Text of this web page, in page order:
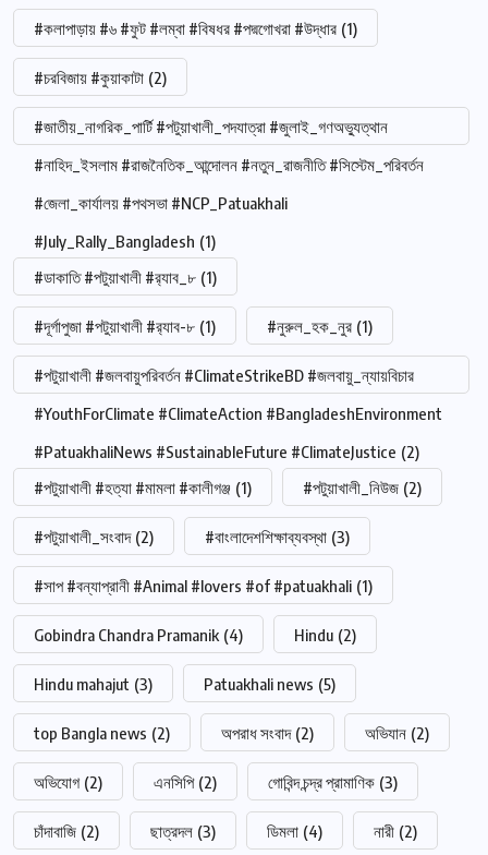
#কলাপাড়ায় #৬ #ফুট #লম্বা #বিষধর #পদ্মগোখরা #উদ্ধার (1)
#চরবিজায় #কুয়াকাটা (2)
#জাতীয়_নাগরিক_পার্টি #পটুয়াখালী_পদযাত্রা #জুলাই_গণঅভ্যুত্থান
#নাহিদ_ইসলাম #রাজনৈতিক_আন্দোলন #নতুন_রাজনীতি #সিস্টেম_পরিবর্তন
#জেলা_কার্যালয় #পথসভা #NCP_Patuakhali
#July_Rally_Bangladesh (1)
#ডাকাতি #পটুয়াখালী #র‍্যাব_৮ (1)
#দূর্গাপুজা #পটুয়াখালী #র‍্যাব-৮ (1) #নুরুল_হক_নুর (1)
#পটুয়াখালী #জলবায়ুপরিবর্তন #ClimateStrikeBD #জলবায়ু_ন্যায়বিচার
#YouthForClimate #ClimateAction #BangladeshEnvironment
#PatuakhaliNews #SustainableFuture #ClimateJustice (2)
#পটুয়াখালী #হত্যা #মামলা #কালীগঞ্জ (1) #পটুয়াখালী_নিউজ (2)
#পটুয়াখালী_সংবাদ (2) #বাংলাদেশশিক্ষাব্যবস্থা (3)
#সাপ #বন্যাপ্রানী #Animal #lovers #of #patuakhali (1)
Gobindra Chandra Pramanik (4) Hindu (2)
Hindu mahajut (3) Patuakhali news (5)
top Bangla news (2) অপরাধ সংবাদ (2) অভিযান (2)
অভিযোগ (2) এনসিপি (2) গোবিন্দ চন্দ্র প্রামাণিক (3)
চাঁদাবাজি (2) ছাত্রদল (3) ডিমলা (4) নারী (2)